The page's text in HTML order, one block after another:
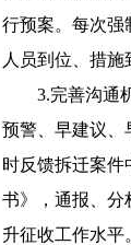
行预案。每次强
人员到位、措
3.完善沟通机
预警、早建议、
时反馈拆迁案
书》，通报、分
升征收工作水平